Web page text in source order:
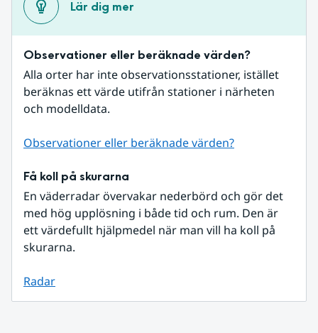
Lär dig mer
Observationer eller beräknade värden?
Alla orter har inte observationsstationer, istället
beräknas ett värde utifrån stationer i närheten
och modelldata.
Observationer eller beräknade värden?
Få koll på skurarna
En väderradar övervakar nederbörd och gör det
med hög upplösning i både tid och rum. Den är
ett värdefullt hjälpmedel när man vill ha koll på
skurarna.
Radar